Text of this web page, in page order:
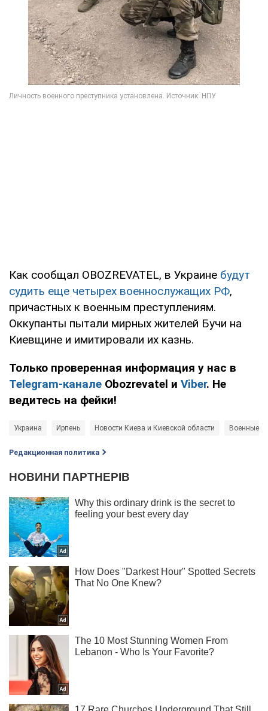
Как сообщал OBOZREVATEL, в Украине будут
судить еще четырех военнослужащих РФ,
причастных к военным преступлениям.
Оккупанты пытали мирных жителей Бучи на
Киевщине и имитировали их казнь.
Только проверенная информация у нас в
Telegram-канале Obozrevatel и Viber. Не
ведитесь на фейки!
Украина Ирпень Новости Киева и Киевской области Военные
Редакционная политика